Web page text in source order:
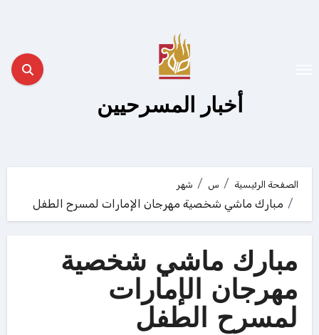
أخبار المسرحيين
الصفحة الرئيسية س شهر
مبارك ماشي شخصية مهرجان الإمارات لمسرح الطفل
مبارك ماشي شخصية
مهرجان الإمارات
لمسرح الطفل